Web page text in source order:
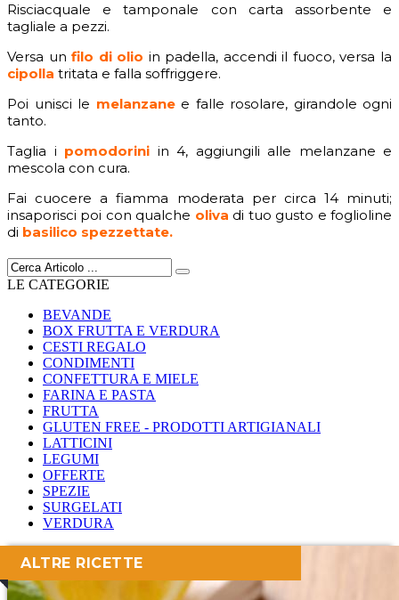
Risciacquale e tamponale con carta assorbente e
tagliale a pezzi.
Versa unfilo di olio in padella, accendi il fuoco, versa la
cipolla tritata e falla soffriggere.
Poi unisci le melanzanee falle rosolare, girandole ogni
tanto.
Taglia i pomodorini in 4, aggiungili alle melanzane e
mescola con cura.
Fai cuocere a fiamma moderata per circa 14 minuti;
insaporisci poi con qualche oliva di tuo gusto e foglioline
di basilico spezzettate.
LE CATEGORIE
BEVANDE
BOX FRUTTA E VERDURA
CESTI REGALO
CONDIMENTI
CONFETTURA E MIELE
FARINA E PASTA
FRUTTA
GLUTEN FREE - PRODOTTI ARTIGIANALI
LATTICINI
LEGUMI
OFFERTE
SPEZIE
SURGELATI
VERDURA
ALTRE RICETTE